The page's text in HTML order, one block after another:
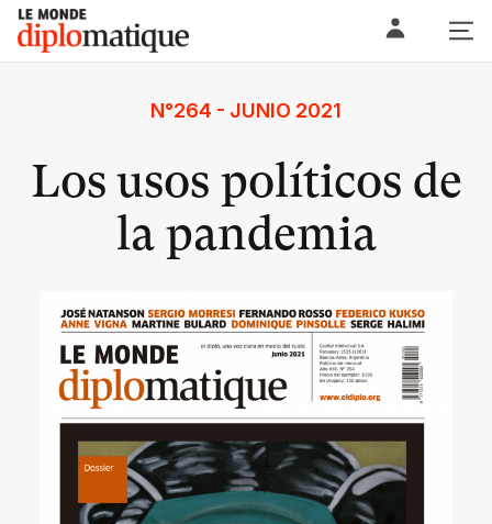
Skip
content
Le monde diplomatique
N°264 - JUNIO 2021
Los usos políticos de
la pandemia